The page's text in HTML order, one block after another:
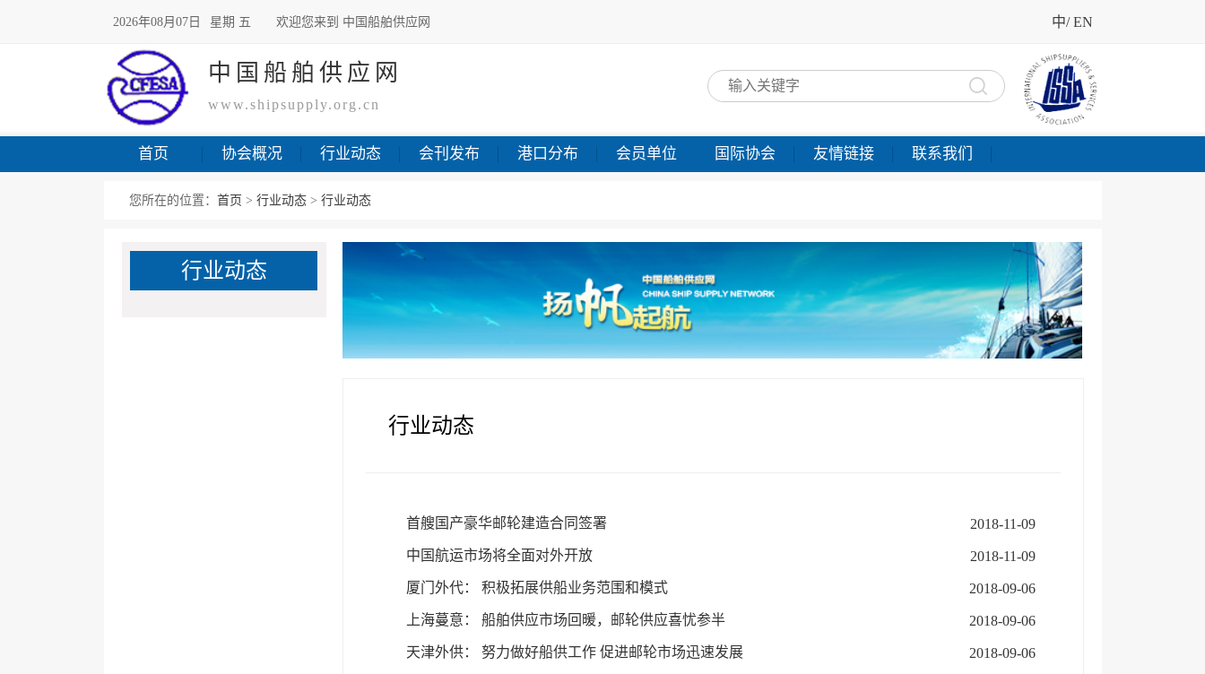
2026年08月07日 星期 五 欢迎您来到 中国船舶供应网 中/EN
中国船舶供应网
www.shipsupply.org.cn
首页 协会概况 行业动态 会刊发布 港口分布 会员单位 国际协会 友情链接 联系我们
您所在的位置： 首页 > 行业动态> 行业动态
行业动态
行业动态
首艘国产豪华邮轮建造合同签署 2018-11-09
中国航运市场将全面对外开放 2018-11-09
厦门外代： 积极拓展供船业务范围和模式 2018-09-06
上海蔓意： 船舶供应市场回暖，邮轮供应喜忧参半 2018-09-06
天津外供： 努力做好船供工作 促进邮轮市场迅速发展 2018-09-06